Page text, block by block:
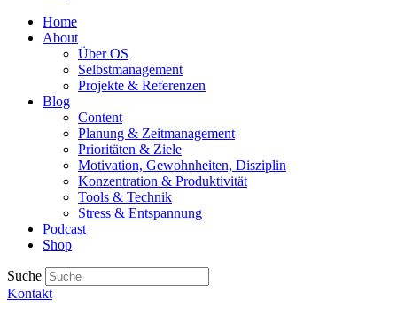
Home
About
Über OS
Selbstmanagement
Projekte & Referenzen
Blog
Content
Planung & Zeitmanagement
Prioritäten & Ziele
Motivation, Gewohnheiten, Disziplin
Konzentration & Produktivität
Tools & Technik
Stress & Entspannung
Podcast
Shop
Suche
Kontakt